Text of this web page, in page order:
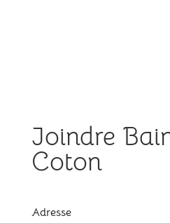
Joindre
Coton
Adresse